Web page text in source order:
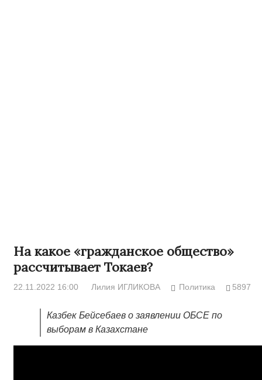
На какое «гражданское общество»
рассчитывает Токаев?
22.11.2022 16:00 Лилия ИГЛИКОВА Политика 5897
Казбек Бейсебаев о заявлении ОБСЕ по
выборам в Казахстане